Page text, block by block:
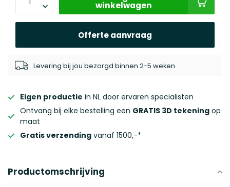
winkelwagen
Offerte aanvraag
Levering bij jou bezorgd binnen 2-5 weken
Eigen productie in NL door ervaren specialisten
Ontvang bij elke bestelling een GRATIS 3D tekening op
maat
Gratis verzending vanaf 1500,-*
Productomschrijving